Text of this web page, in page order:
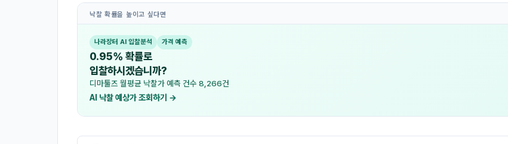
낙찰 확률을 높이고 싶다면
나라장터 AI 입찰분석 가격 예측
0.95% 확률로
입찰하시겠습니까?
디마툴즈 월평균 낙찰가 예측 건수 8,266건
AI 낙찰 예상가 조회하기 →